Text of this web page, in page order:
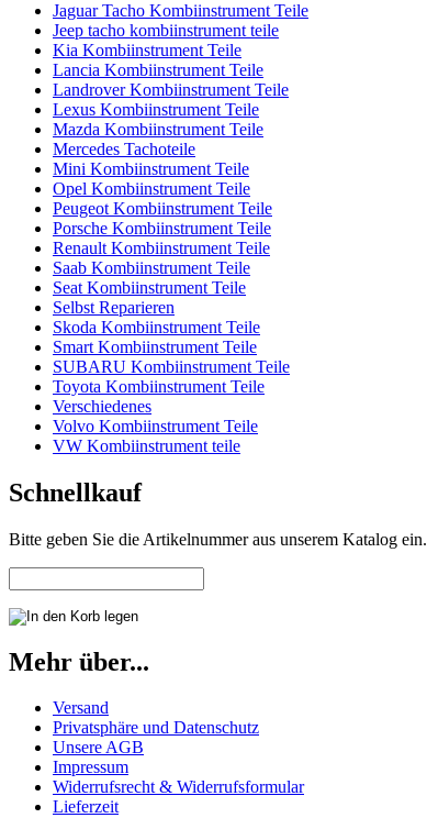
Jaguar Tacho Kombiinstrument Teile
Jeep tacho kombiinstrument teile
Kia Kombiinstrument Teile
Lancia Kombiinstrument Teile
Landrover Kombiinstrument Teile
Lexus Kombiinstrument Teile
Mazda Kombiinstrument Teile
Mercedes Tachoteile
Mini Kombiinstrument Teile
Opel Kombiinstrument Teile
Peugeot Kombiinstrument Teile
Porsche Kombiinstrument Teile
Renault Kombiinstrument Teile
Saab Kombiinstrument Teile
Seat Kombiinstrument Teile
Selbst Reparieren
Skoda Kombiinstrument Teile
Smart Kombiinstrument Teile
SUBARU Kombiinstrument Teile
Toyota Kombiinstrument Teile
Verschiedenes
Volvo Kombiinstrument Teile
VW Kombiinstrument teile
Schnellkauf
Bitte geben Sie die Artikelnummer aus unserem Katalog ein.
Mehr über...
Versand
Privatsphäre und Datenschutz
Unsere AGB
Impressum
Widerrufsrecht & Widerrufsformular
Lieferzeit